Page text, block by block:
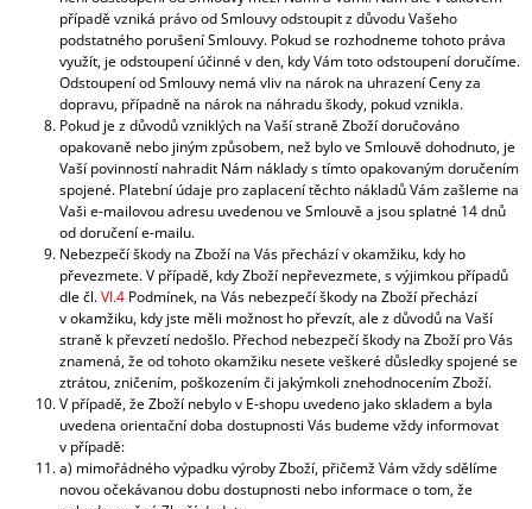
případě vzniká právo od Smlouvy odstoupit z důvodu Vašeho
podstatného porušení Smlouvy. Pokud se rozhodneme tohoto práva
využít, je odstoupení účinné v den, kdy Vám toto odstoupení doručíme.
Odstoupení od Smlouvy nemá vliv na nárok na uhrazení Ceny za
dopravu, případně na nárok na náhradu škody, pokud vznikla.
Pokud je z důvodů vzniklých na Vaší straně Zboží doručováno
opakovaně nebo jiným způsobem, než bylo ve Smlouvě dohodnuto, je
Vaší povinností nahradit Nám náklady s tímto opakovaným doručením
spojené. Platební údaje pro zaplacení těchto nákladů Vám zašleme na
Vaši e-mailovou adresu uvedenou ve Smlouvě a jsou splatné 14 dnů
od doručení e-mailu.
Nebezpečí škody na Zboží na Vás přechází v okamžiku, kdy ho
převezmete. V případě, kdy Zboží nepřevezmete, s výjimkou případů
dle čl.VI.4 Podmínek, na Vás nebezpečí škody na Zboží přechází
v okamžiku, kdy jste měli možnost ho převzít, ale z důvodů na Vaší
straně k převzetí nedošlo. Přechod nebezpečí škody na Zboží pro Vás
znamená, že od tohoto okamžiku nesete veškeré důsledky spojené se
ztrátou, zničením, poškozením či jakýmkoli znehodnocením Zboží.
V případě, že Zboží nebylo v E-shopu uvedeno jako skladem a byla
uvedena orientační doba dostupnosti Vás budeme vždy informovat
v případě:
a) mimořádného výpadku výroby Zboží, přičemž Vám vždy sdělíme
novou očekávanou dobu dostupnosti nebo informace o tom, že